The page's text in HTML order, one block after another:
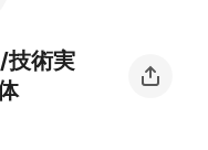
/技術実